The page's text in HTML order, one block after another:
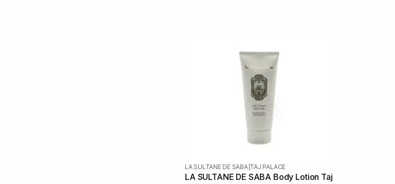
LA SULTANE DE SABA TAJ PALACE
LA SULTANE DE SABA Body Lotion Taj